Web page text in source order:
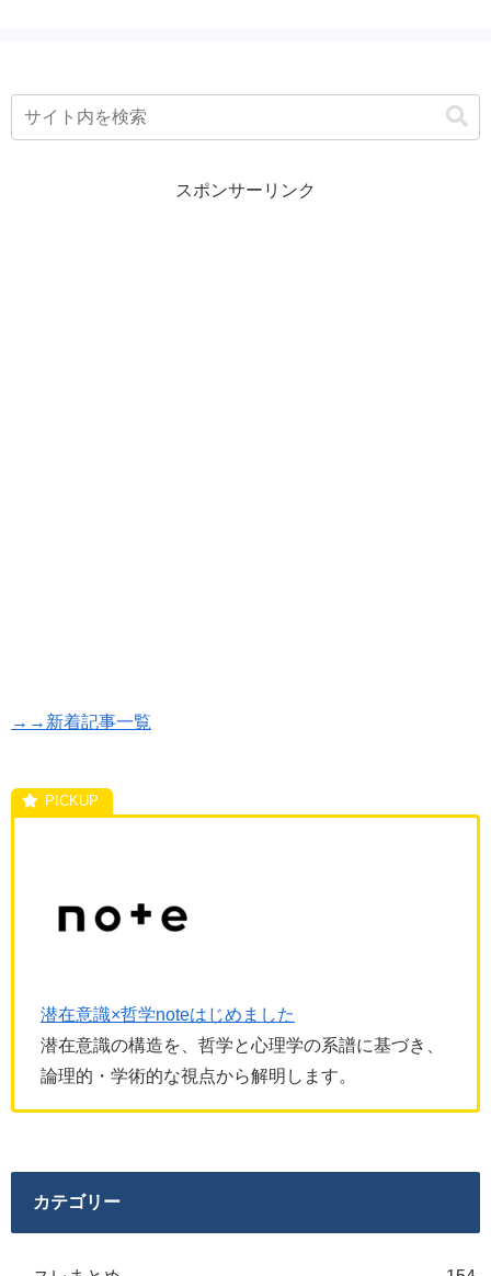
スポンサーリンク
→→新着記事一覧
潜在意識×哲学noteはじめました
潜在意識の構造を、哲学と心理学の系譜に基づき、
論理的・学術的な視点から解明します。
カテゴリー